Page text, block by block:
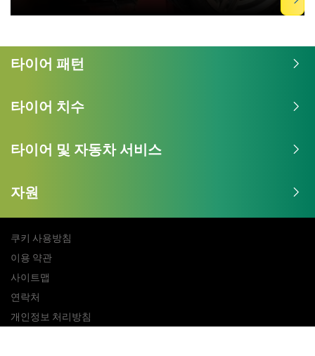
1
타이어 패턴
타이어 치수
타이어 및 자동차 서비스
자원
쿠키 사용방침
이용 약관
사이트맵
연락처
개인정보 처리방침